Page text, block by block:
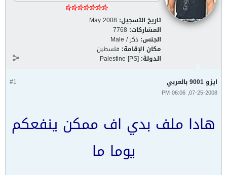
تاريخ التسجيل: May 2008
المشاركات: 7768
الجنس: ذكر / Male
مكان الإقامة: فلسطين
الدولة: Palestine [PS]
#1 ايزو 9001 بالعربي
07-25-2008, 06:06 PM
هادا ملف بدي اف ممكن ينفعكم
يوما ما